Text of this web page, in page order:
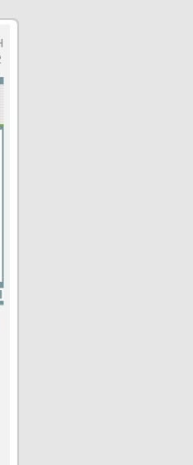
再出版紙本期刊